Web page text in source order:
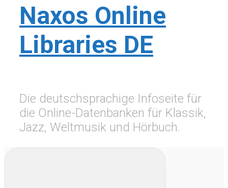
Naxos Online
Libraries DE
Die deutschsprachige Infoseite für
die Online-Datenbanken für Klassik,
Jazz, Weltmusik und Hörbuch.